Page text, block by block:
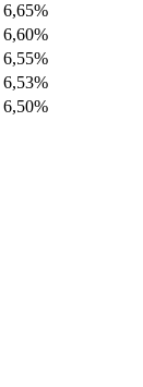
6,65%
6,60%
6,55%
6,53%
6,50%